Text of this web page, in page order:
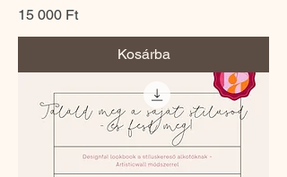
Ár
15 000 Ft
Kosárba